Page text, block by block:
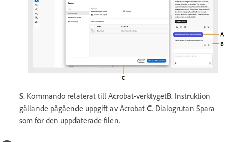
S. Kommando relaterat till Acrobat-verktygetB. Instruktion
gällande pågående uppgift av Acrobat C. Dialogrutan Spara
som för den uppdaterade filen.